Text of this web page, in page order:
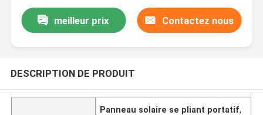
meilleur prix Contactez nous
DESCRIPTION DE PRODUIT
Panneau solaire se pliant portatif,